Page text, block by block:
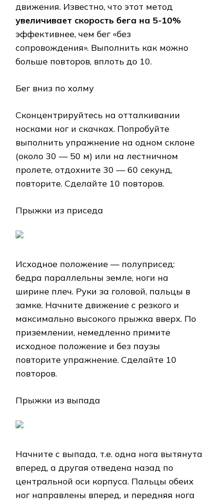
движения. Известно, что этот метод
увеличивает скорость бега на 5-10%
эффективнее, чем бег «без
сопровождения». Выполнить как можно
больше повторов, вплоть до 10.
Бег вниз по холму
Сконцентрируйтесь на отталкивании
носками ног и скачках. Попробуйте
выполнить упражнение на одном склоне
(около 30 — 50 м) или на лестничном
пролете, отдохните 30 — 60 секунд,
повторите. Сделайте 10 повторов.
Прыжки из приседа
Исходное положение — полуприсед:
бедра параллельны земле, ноги на
ширине плеч. Руки за головой, пальцы в
замке. Начните движение с резкого и
максимально высокого прыжка вверх. По
приземлении, немедленно примите
исходное положение и без паузы
повторите упражнение. Сделайте 10
повторов.
Прыжки из выпада
Начните с выпада, т.е. одна нога вытянута
вперед, а другая отведена назад по
центральной оси корпуса. Пальцы обеих
ног направлены вперед, и передняя нога